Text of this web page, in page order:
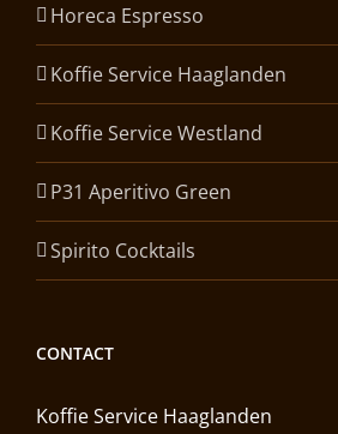
Horeca Espresso
Koffie Service Haaglanden
Koffie Service Westland
P31 Aperitivo Green
Spirito Cocktails
CONTACT
Koffie Service Haaglanden